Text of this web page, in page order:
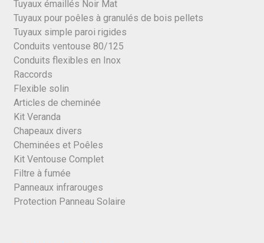
Tuyaux émaillés Noir Mat
Tuyaux pour poêles à granulés de bois pellets
Tuyaux simple paroi rigides
Conduits ventouse 80/125
Conduits flexibles en Inox
Raccords
Flexible solin
Articles de cheminée
Kit Veranda
Chapeaux divers
Cheminées et Poêles
Kit Ventouse Complet
Filtre à fumée
Panneaux infrarouges
Protection Panneau Solaire